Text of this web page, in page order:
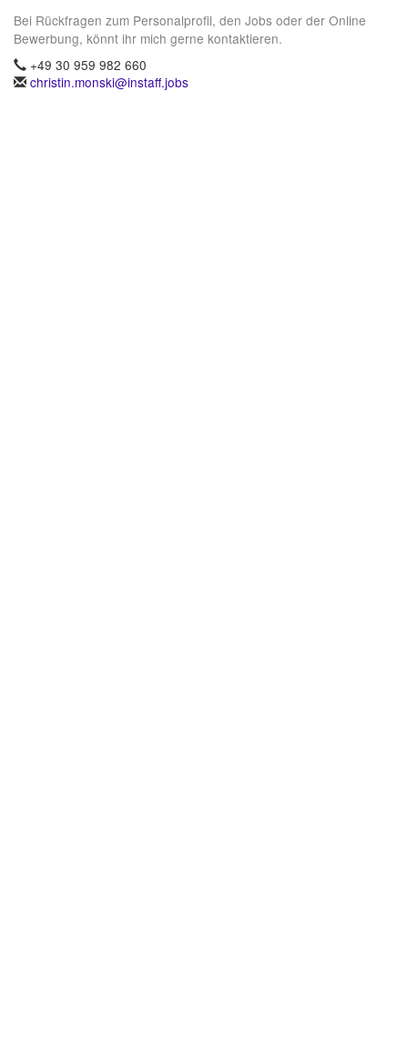
Bei Rückfragen zum Personalprofil, den Jobs oder der Online
Bewerbung, könnt ihr mich gerne kontaktieren.
+49 30 959 982 660
christin.monski@instaff.jobs